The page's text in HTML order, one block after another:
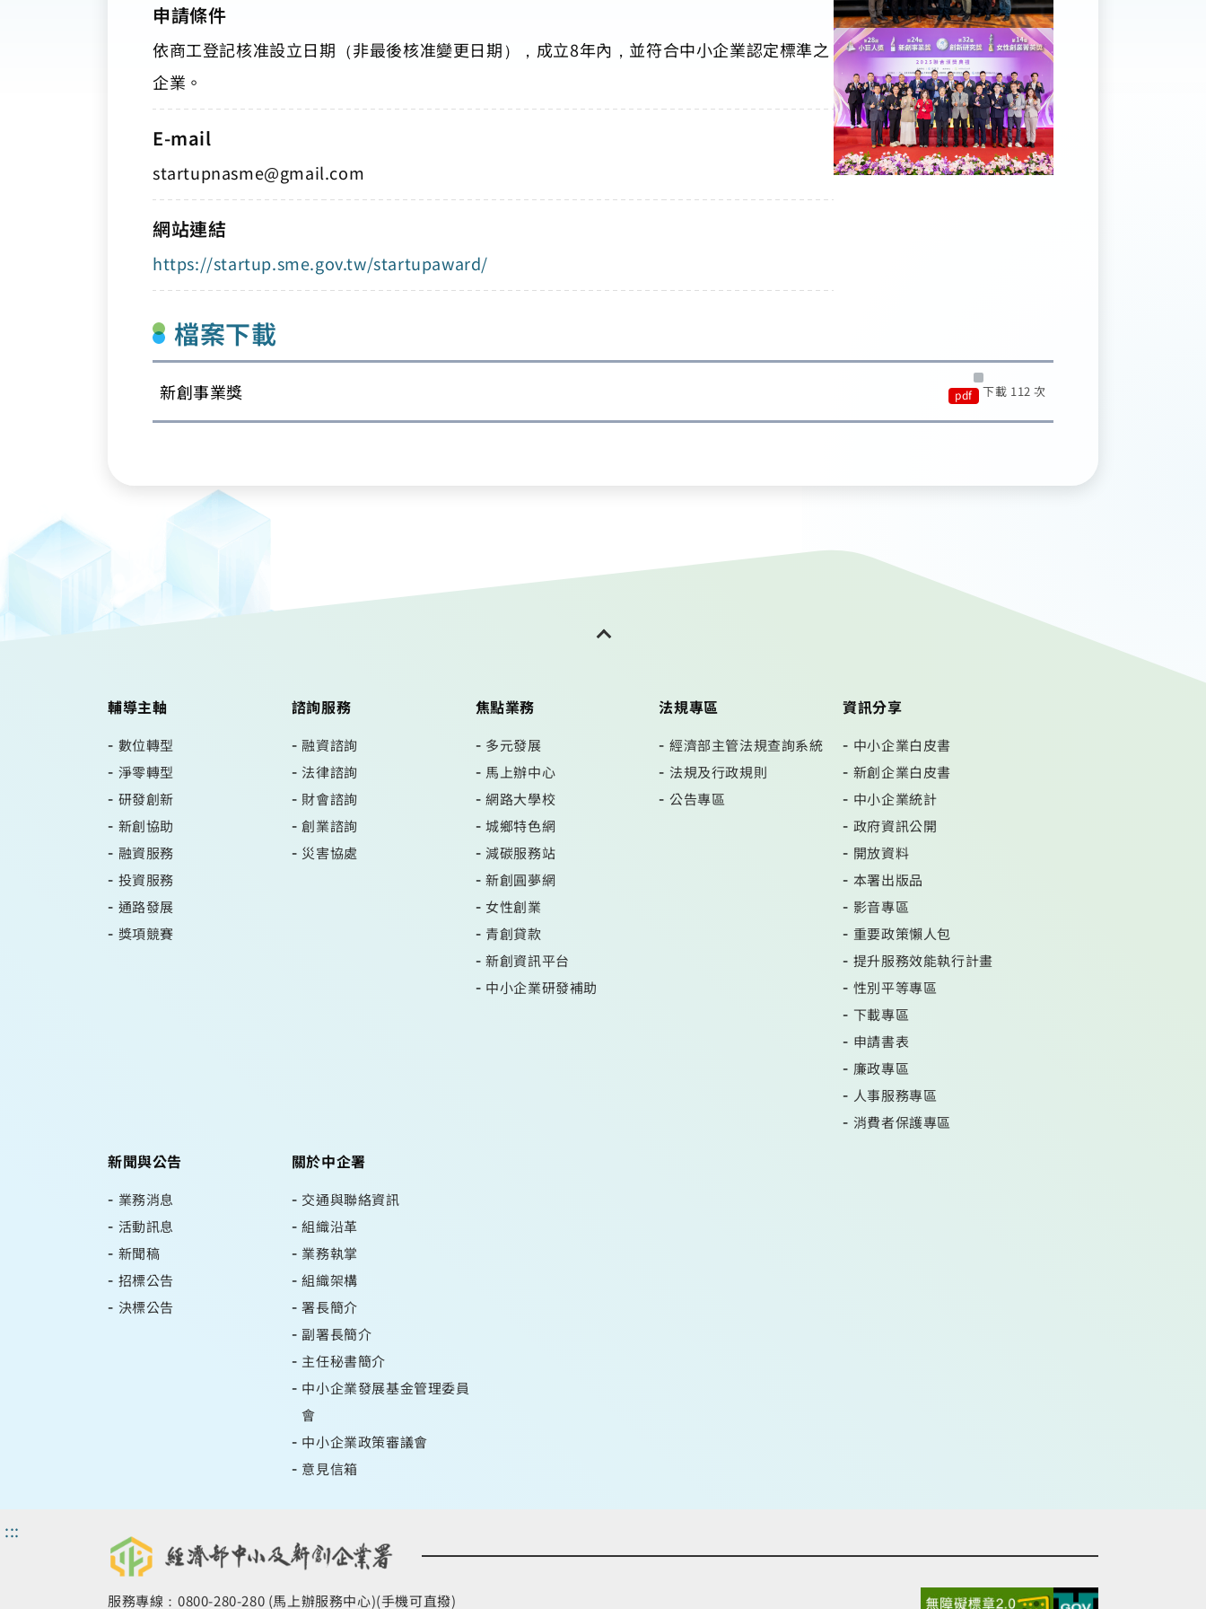
申請條件
依商工登記核准設立日期（非最後核准變更日期），成立8年內，並符合中小企業認定標準之
企業。
E-mail
startupnasme@gmail.com
網站連結
https://startup.sme.gov.tw/startupaward/
檔案下載
新創事業獎 pdf 下載 112 次
輔導主軸
數位轉型
淨零轉型
研發創新
新創協助
融資服務
投資服務
通路發展
獎項競賽
諮詢服務
融資諮詢
法律諮詢
財會諮詢
創業諮詢
災害協處
焦點業務
多元發展
馬上辦中心
網路大學校
城鄉特色網
減碳服務站
新創圓夢網
女性創業
青創貸款
新創資訊平台
中小企業研發補助
法規專區
經濟部主管法規查詢系統
法規及行政規則
公告專區
資訊分享
中小企業白皮書
新創企業白皮書
中小企業統計
政府資訊公開
開放資料
本署出版品
影音專區
重要政策懶人包
提升服務效能執行計畫
性別平等專區
下載專區
申請書表
廉政專區
人事服務專區
消費者保護專區
新聞與公告
業務消息
活動訊息
新聞稿
招標公告
決標公告
關於中企署
交通與聯絡資訊
組織沿革
業務執掌
組織架構
署長簡介
副署長簡介
主任秘書簡介
中小企業發展基金管理委員
會
中小企業政策審議會
意見信箱
:::
服務專線：0800-280-280 (馬上辦服務中心)(手機可直撥)